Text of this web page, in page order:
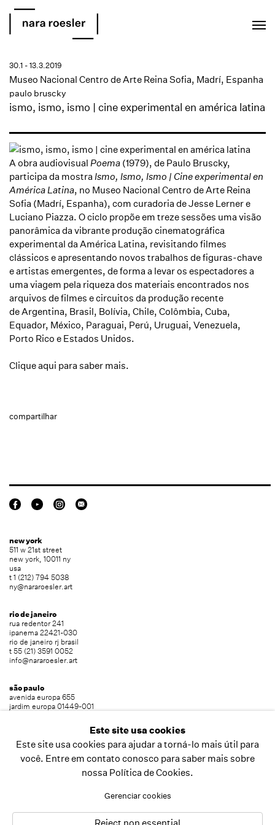
ismo, ismo, ismo | cine experimental en américa latina
paulo bruscky
Museo Nacional Centro de Arte Reina Sofia, Madrí, Espanha
30.1 - 13.3.2019
A obra audiovisual Poema (1979), de Paulo Bruscky,
participa da mostraIsmo, Ismo, Ismo | Cine experimental en
América Latina, no Museo Nacional Centro de Arte Reina
Sofia (Madrí, Espanha), com curadoria de Jesse Lerner e
Luciano Piazza. O ciclo propõe em treze sessões uma visão
panorâmica da vibrante produção cinematográfica
experimental da América Latina, revisitando filmes
clássicos e apresentando novos trabalhos de figuras-chave
e artistas emergentes, de forma a levar os espectadores a
uma viagem pela riqueza dos materiais encontrados nos
arquivos de filmes e circuitos da produção recente
de Argentina, Brasil, Bolívia, Chile, Colômbia, Cuba,
Equador, México, Paraguai, Perú, Uruguai, Venezuela,
Porto Rico e Estados Unidos.
Clique aqui para saber mais.
compartilhar
new york
511 w 21st street
new york, 10011 ny
usa
t 1 (212) 794 5038
ny@nararoesler.art
rio de janeiro
rua redentor 241
ipanema 22421-030
rio de janeiro rj brasil
t 55 (21) 3591 0052
info@nararoesler.art
são paulo
avenida europa 655
jardim europa 01449-001
copyright © 2026 nara roesler
Este site usa cookies
Este site usa cookies para ajudar a torná-lo mais útil para
você. Entre em contato conosco para saber mais sobre
nossa Política de Cookies.
Gerenciar cookies